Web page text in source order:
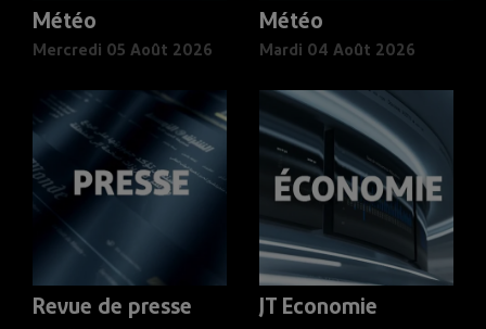
Météo
Mercredi 05 Août 2026
Météo
Mardi 04 Août 2026
Revue de presse JT Economie